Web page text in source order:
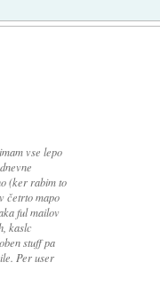
vse lepo
(ker rabim to
četrto mapo
ful mailov
kaslc
stuff pa
Per user